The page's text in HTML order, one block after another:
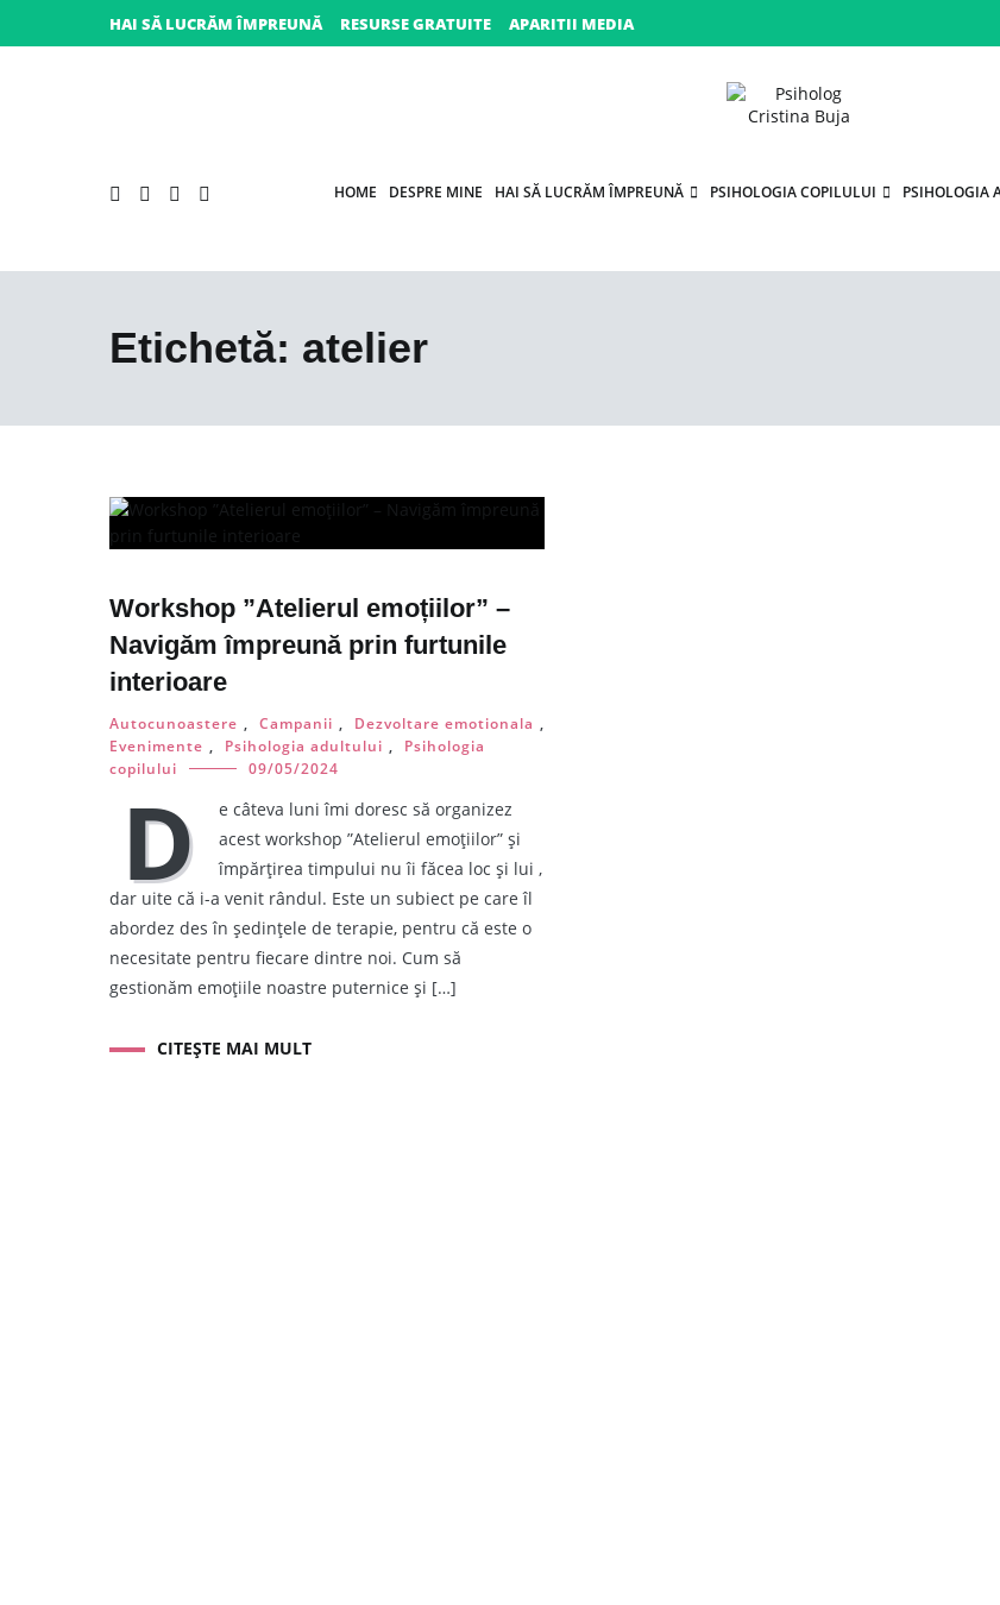
HAI SĂ LUCRĂM ÎMPREUNĂ RESURSE GRATUITE APARITII MEDIA
HOME DESPRE MINE HAI SĂ LUCRĂM ÎMPREUNĂ PSIHOLOGIA COPILULUI PSIHOLOGIA
Etichetă: atelier
Workshop ”Atelierul emoțiilor” –
Navigăm împreună prin furtunile
interioare
Autocunoastere , Campanii , Dezvoltare emotionala ,
Evenimente , Psihologia adultului ,
Psihologia
copilului
09/05/2024
D
e câteva luni îmi doresc să organizez
acest workshop ”Atelierul emoțiilor” și
împărțirea timpului nu îi făcea loc și lui ,
dar uite că i-a venit rândul. Este un subiect pe care îl
abordez des în ședințele de terapie, pentru că este o
necesitate pentru fiecare dintre noi. Cum să
gestionăm emoțiile noastre puternice și […]
CITEȘTE MAI MULT